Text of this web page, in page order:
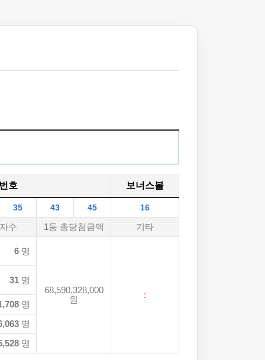
호 보너스볼
35 43 45 16
수 1등 총당첨금액 기타
6 명
68,590,328,000
원
:
31 명
명
명
명